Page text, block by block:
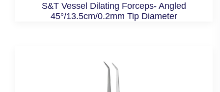
S&T Vessel Dilating Forceps- Angled
45°/13.5cm/0.2mm Tip Diameter